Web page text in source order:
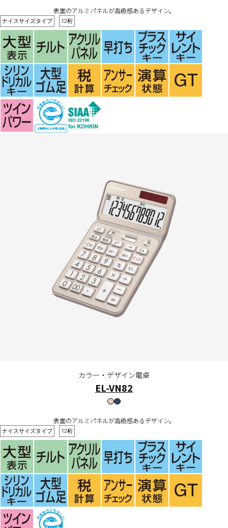
表面のアルミパネルが高級感あるデザイン。
ナイスサイズタイプ 12桁
カラー・デザイン電卓
EL-VN82
表面のアルミパネルが高級感あるデザイン。
ナイスサイズタイプ 12桁